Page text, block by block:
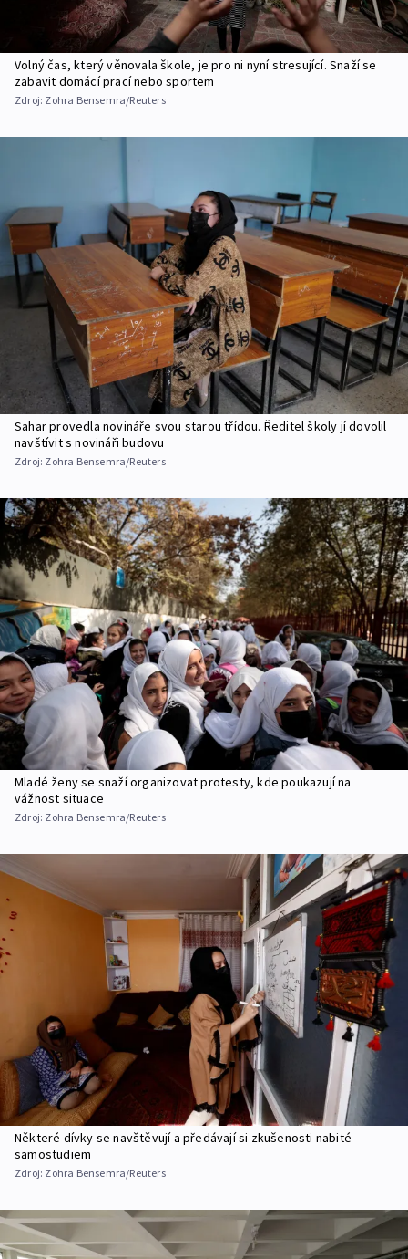
Volný čas, který věnovala škole, je pro ni nyní stresující. Snaží se
zabavit domácí prací nebo sportem
Zdroj: Zohra Bensemra/Reuters
Sahar provedla novináře svou starou třídou. Ředitel školy jí dovolil
navštívit s novináři budovu
Zdroj: Zohra Bensemra/Reuters
Mladé ženy se snaží organizovat protesty, kde poukazují na
vážnost situace
Zdroj: Zohra Bensemra/Reuters
Některé dívky se navštěvují a předávají si zkušenosti nabité
samostudiem
Zdroj: Zohra Bensemra/Reuters